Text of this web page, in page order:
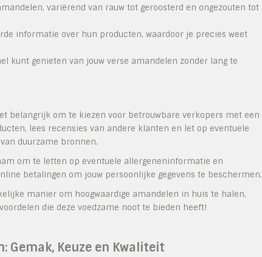
variërend van rauw tot geroosterd en ongezouten tot
informatie over hun producten, waardoor je precies weet
kunt genieten van jouw verse amandelen zonder lang te
belangrijk om te kiezen voor betrouwbare verkopers met een
lees recensies van andere klanten en let op eventuele
duurzame bronnen.
om te letten op eventuele allergeneninformatie en
betalingen om jouw persoonlijke gegevens te beschermen.
manier om hoogwaardige amandelen in huis te halen,
die deze voedzame noot te bieden heeft!
Gemak, Keuze en Kwaliteit